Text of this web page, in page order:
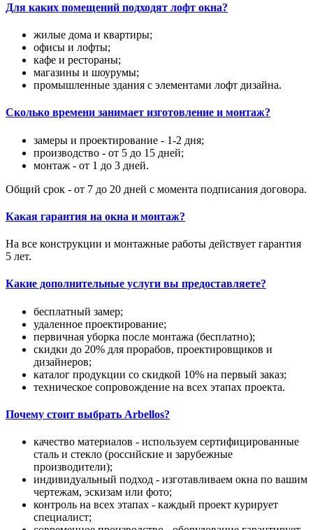
Для каких помещений подходят лофт окна?
жилые дома и квартиры;
офисы и лофты;
кафе и рестораны;
магазины и шоурумы;
промышленные здания с элементами лофт дизайна.
Сколько времени занимает изготовление и монтаж?
замеры и проектирование - 1-2 дня;
производство - от 5 до 15 дней;
монтаж - от 1 до 3 дней.
Общий срок - от 7 до 20 дней с момента подписания договора.
Какая гарантия на окна и монтаж?
На все конструкции и монтажные работы действует гарантия
5 лет.
Какие дополнительные услуги вы предоставляете?
бесплатный замер;
удаленное проектирование;
первичная уборка после монтажа (бесплатно);
скидки до 20% для прорабов, проектировщиков и
дизайнеров;
каталог продукции со скидкой 10% на первый заказ;
техническое сопровождение на всех этапах проекта.
Почему стоит выбрать Arbellos?
качество материалов - используем сертифицированные
сталь и стекло (российские и зарубежные
производители);
индивидуальный подход - изготавливаем окна по вашим
чертежам, эскизам или фото;
контроль на всех этапах - каждый проект курирует
специалист;